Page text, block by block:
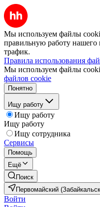
Мы используем файлы
правильную работу нашего
трафик.
Правила использования
Мы используем файлы
файлов cookie
Понятно
Ищу работу
Ищу работу
Ищу работу
Ищу сотрудника
Сервисы
Помощь
Ещё
Поиск
Первомайский
Войти